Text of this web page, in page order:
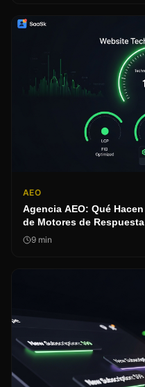
AEO
Agencia AEO: Qué
de Motores de
9 min